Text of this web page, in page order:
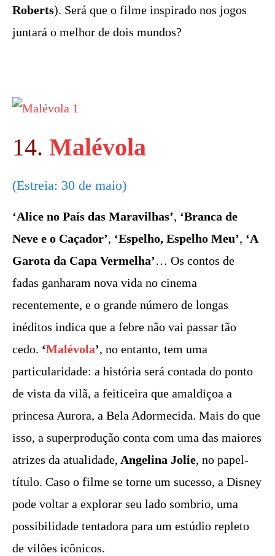
Roberts). Será que o filme inspirado nos jogos
juntará o melhor de dois mundos?
14. Malévola
(Estreia: 30 de maio)
‘Alice no País das Maravilhas’, ‘Branca de
Neve e o Caçador’, ‘Espelho, Espelho Meu’, ‘A
Garota da Capa Vermelha’… Os contos de
fadas ganharam nova vida no cinema
recentemente, e o grande número de longas
inéditos indica que a febre não vai passar tão
cedo. ‘Malévola’, no entanto, tem uma
particularidade: a história será contada do ponto
de vista da vilã, a feiticeira que amaldiçoa a
princesa Aurora, a Bela Adormecida. Mais do que
isso, a superprodução conta com uma das maiores
atrizes da atualidade, Angelina Jolie, no papel-
título. Caso o filme se torne um sucesso, a Disney
pode voltar a explorar seu lado sombrio, uma
possibilidade tentadora para um estúdio repleto
de vilões icônicos.